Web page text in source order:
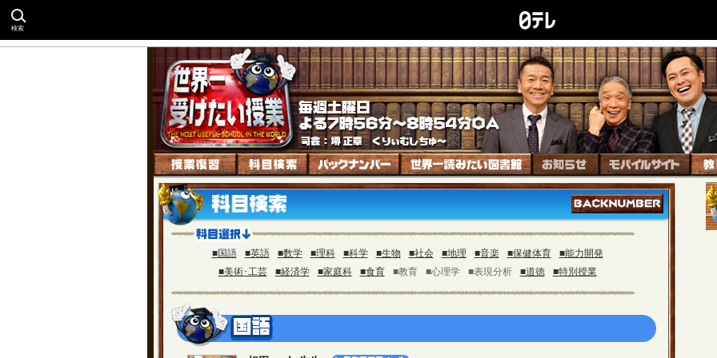
検索
■国語 ■英語 ■数学 ■理科 ■科学 ■生物 ■社会 ■地理 ■音楽 ■保健体育
■能力開発
■美術･工芸
■経済学 ■家庭科 ■食育 ■教育 ■心理学 ■表現分析 ■道徳 ■特別授業